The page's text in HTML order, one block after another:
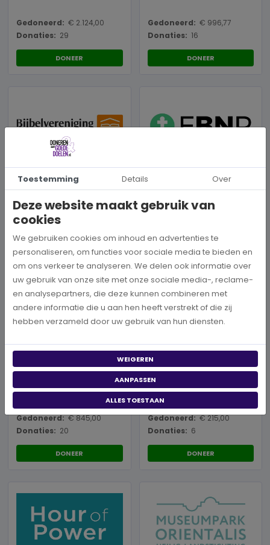
Gedoneerd: € 2.124,00
Donaties: 29
DONEER
Gedoneerd: € 996,77
Donaties: 16
DONEER
Bijbelvereniging
Gedoneerd:€ 845,95
Donaties:15
DONEER
Armen
Fonds Bijzondere Noden
Rotterdam
DONEER
Stichting Zwerfkatten
Gedoneerd:€ 845,00
Donaties: 20
DONEER
Dieren
Stichting Nationale
Dierenzorg Wassenaar
Gedoneerd:€ 215,00
Donaties: 6
DONEER
Toestemming Details Over
Deze website maakt gebruik van
cookies
We gebruiken cookies om inhoud en advertenties te
personaliseren, om functies voor sociale media te bieden en
om ons verkeer te analyseren. We delen ook informatie over
uw gebruik van onze site met onze sociale media-, reclame-
en analysepartners, die deze kunnen combineren met
andere informatie die u aan hen heeft verstrekt of die zij
hebben verzameld door uw gebruik van hun diensten.
WEIGEREN
AANPASSEN
ALLES TOESTAAN